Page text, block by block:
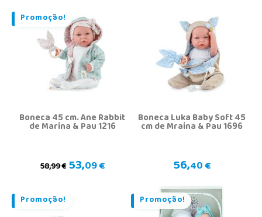
Promoção!
Boneca 45 cm. Ane Rabbit
de Marina & Pau 1216
58,99 €53,09 €
Boneca Luka Baby Soft 45
cm de Mraina & Pau 1696
56,40 €
Promoção! Promoção!